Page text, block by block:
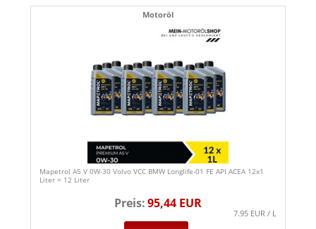
Motoröl
Mapetrol A5 V 0W-30 Volvo VCC BMW Longlife-01 FE API ACEA 12x1
Liter = 12 Liter
Preis:95,44 EUR
7.95 EUR / L